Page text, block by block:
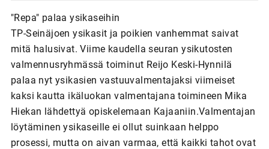
"Repa" palaa ysikaseihin
TP-Seinäjoen ysikasit ja poikien vanhemmat saivat
mitä halusivat. Viime kaudella seuran ysikutosten
valmennusryhmässä toiminut Reijo Keski-Hynnilä
palaa nyt ysikasien vastuuvalmentajaksi viimeiset
kaksi kautta ikäluokan valmentajana toimineen Mika
Hiekan lähdettyä opiskelemaan Kajaaniin.Valmentajan
löytäminen ysikaseille ei ollut suinkaan helppo
prosessi, mutta on aivan varmaa, että kaikki tahot ovat